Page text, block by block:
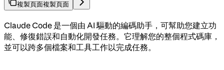
複製頁面複製頁面
Claude Code 是一個由 AI 驅動的編碼助手，可幫助您建立功
能、修復錯誤和自動化開發任務。它理解您的整個程式碼庫，
並可以跨多個檔案和工具工作以完成任務。